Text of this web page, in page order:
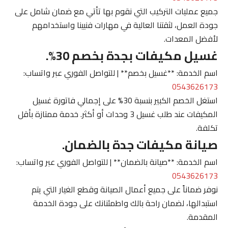
جميع عمليات التركيب التي نقوم بها تأتي مع ضمان شامل على
جودة العمل، لثقتنا العالية في مهارات فنيينا واستخدامهم
لأفضل المعدات.
غسيل مكيفات بجدة بخصم 30%.
اسم الخدمة: **غسيل بخصم** | للتواصل الفوري عبر واتساب:
0543626173
استغل الخصم الكبير بنسبة 30% على إجمالي فاتورة غسيل
المكيفات عند طلب غسيل 3 وحدات أو أكثر. خدمة ممتازة بأقل
تكلفة.
صيانة مكيفات جدة بالضمان.
اسم الخدمة: **صيانة بالضمان** | للتواصل الفوري عبر واتساب:
0543626173
نوفر ضماناً على جميع أعمال الصيانة وقطع الغيار التي يتم
استبدالها، لضمان راحة بالك واطمئنانك على جودة الخدمة
المقدمة.